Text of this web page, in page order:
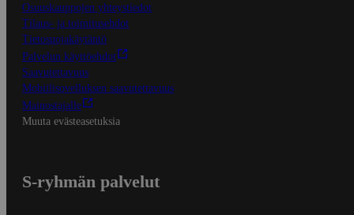
Osuuskauppojen yhteystiedot
Tilaus- ja toimitusehdot
Tietosuojakäytäntö
Palvelun käyttöehdot
Saavutettavuus
Mobiilisovelluksen saavutettavuus
Mainostajalle
Muuta evästeasetuksia
S-ryhmän palvelut